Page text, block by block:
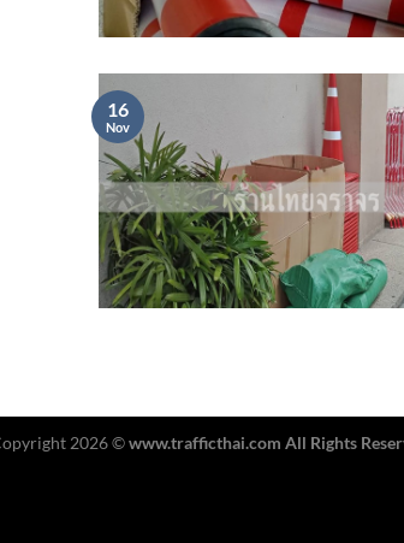
16
Nov
2026 ©www.trafficthai.com All Rights